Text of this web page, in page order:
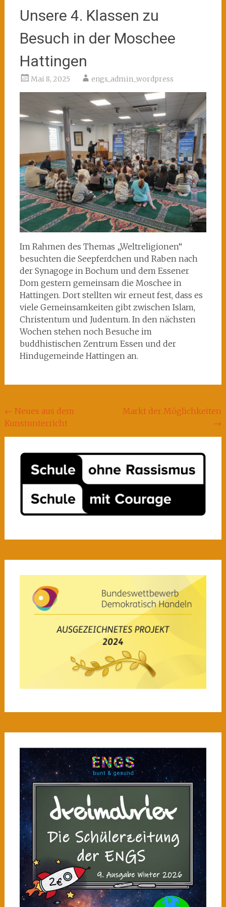
Unsere 4. Klassen zu
Besuch in der Moschee
Hattingen
Mai 8, 2025 engs_admin_wordpress
Im Rahmen des Themas „Weltreligionen“
besuchten die Seepferdchen und Raben nach
der Synagoge in Bochum und dem Essener
Dom gestern gemeinsam die Moschee in
Hattingen. Dort stellten wir erneut fest, dass es
viele Gemeinsamkeiten gibt zwischen Islam,
Christentum und Judentum. In den nächsten
Wochen stehen noch Besuche im
buddhistischen Zentrum Essen und der
Hindugemeinde Hattingen an.
Beitragsnavigation
← Neues aus dem
Kunstunterricht
Markt der Möglichkeiten
→